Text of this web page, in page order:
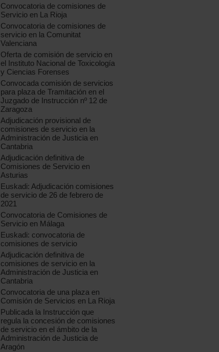
Convocatoria de comisiones de
Servicio en La Rioja
Convocatoria de comisiones de
servicio en la Comunitat
Valenciana
Oferta de comisión de servicio en
el Instituto Nacional de Toxicología
y Ciencias Forenses
Convocada comisión de servicios
para plaza de Tramitación en el
Juzgado de Instrucción nº 12 de
Zaragoza
Adjudicación provisional de
comisiones de servicio en la
Administración de Justicia en
Cantabria
Adjudicación definitiva de
Comisiones de Servicio en
Asturias
Euskadi: Adjudicación comisiones
de servicio de 26 de febrero de
2021
Convocatoria de Comisiones de
Servicio en Málaga
Euskadi: convocatoria de
comisiones de servicio
Adjudicación definitiva de
comisiones de servicio en la
Administración de Justicia en
Cantabria
Convocatoria de una plaza en
Comisión de Servicios en La Rioja
Publicada la Instrucción que
regula la concesión de comisiones
de servicio en el ámbito de la
Administración de Justicia de
Aragón